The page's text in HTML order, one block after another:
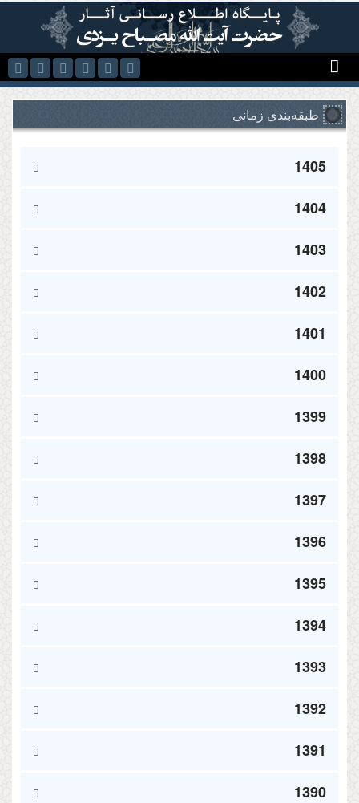
رفتن به محتوای اصلی
طبقه‌بندی زمانی
1405
1404
1403
1402
1401
1400
1399
1398
1397
1396
1395
1394
1393
1392
1391
1390